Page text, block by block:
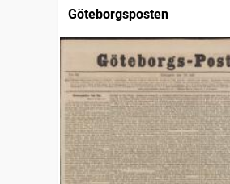
Göteborgsposten